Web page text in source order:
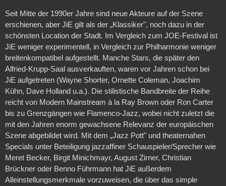
Seit Mitte der 1990er Jahre sind neue Akteure auf der Szene
erschienen, aber JiE gilt als der „Klassiker", noch dazu in der
schönsten Location der Stadt. Im Vergleich zum JOE-Festival ist
JiE weniger experimentell, in Vergleich zur Philharmonie weniger
breitenkompatibel aufgestellt. Manche Stars, die später den
Alfried-Krupp-Saal ausverkauften, waren vor Jahren schon bei
JiE aufgetreten (Wayne Shorter, Ornette Coleman, Joachim
Kühn, Dave Holland u.a.). Die stilistische Bandbreite der Reihe
reicht von Modern Mainstream à la Ray Brown oder Ron Carter
bis zu Grenzgängen wie Flamenco-Jazz, wobei nicht zuletzt die
mit den Jahren enorm gewachsene Relevanz der europäischen
Szene abgebildet wird. Mit dem „Jazz Pott" und theaternahen
Specials unter Beteiligung jazzaffiner Schauspieler/Sprecher wie
Meret Becker, Birgit Minichmayr, August Zirner, Christian
Brückner oder Benno Führmann hat JiE außerdem
Alleinstellungsmerkmale vorzuweisen, die über das simple